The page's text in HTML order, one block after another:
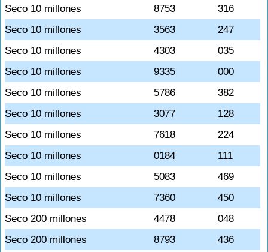
Seco 10 millones
8753
316
Seco 10 millones
3563
247
Seco 10 millones
4303
035
Seco 10 millones
9335
000
Seco 10 millones
5786
382
Seco 10 millones
3077
128
Seco 10 millones
7618
224
Seco 10 millones
0184
111
Seco 10 millones
5083
469
Seco 10 millones
7360
450
Seco 200 millones
4478
048
Seco 200 millones
8793
436